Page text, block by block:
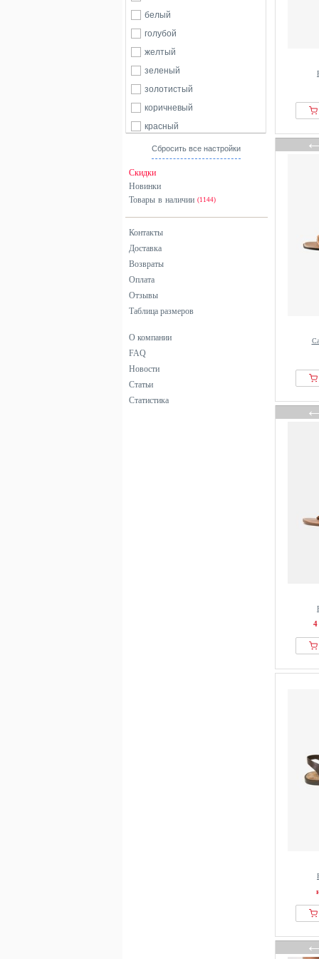
Lascana
LASOCKI
Long Tall Sally
Manfield
Michael Kors
Naturalizer
Next
Only
Rieker
Stradivarius
Tamaris
Wojas
Yokono
белый
голубой
желтый
зеленый
золотистый
коричневый
красный
оранжевый
серебристый
серый
синий
Сбросить все настройки
Скидки
Новинки
Товары в наличии (1144)
Контакты
Доставка
Возвраты
Оплата
Отзывы
Таблица размеров
О компании
FAQ
Новости
Статьи
Статистика
4